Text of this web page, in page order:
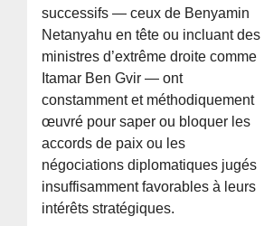
successifs — ceux de Benyamin
Netanyahu en tête ou incluant des
ministres d’extrême droite comme
Itamar Ben Gvir — ont
constamment et méthodiquement
œuvré pour saper ou bloquer les
accords de paix ou les
négociations diplomatiques jugés
insuffisamment favorables à leurs
intérêts stratégiques.